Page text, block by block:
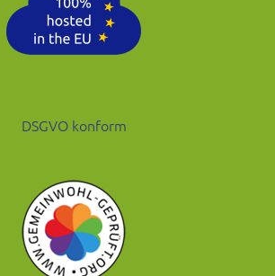
DSGVO konform